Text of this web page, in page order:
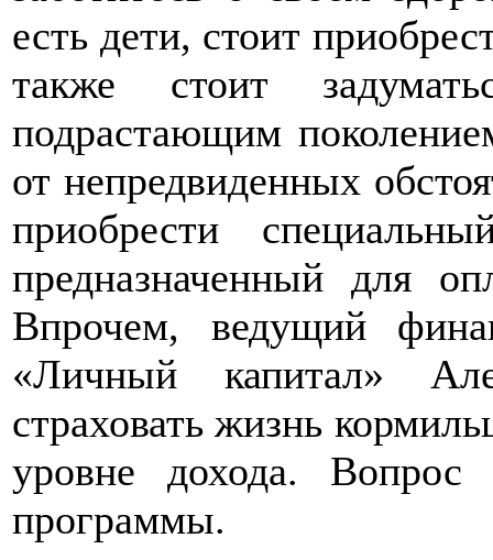
есть дети, стоит
также стоит
подрастающим
от непредвиденных
приобрести
предназначенный для
Впрочем, ведущий
«Личный капитал»
страховать жизнь
уровне дохода.
программы.